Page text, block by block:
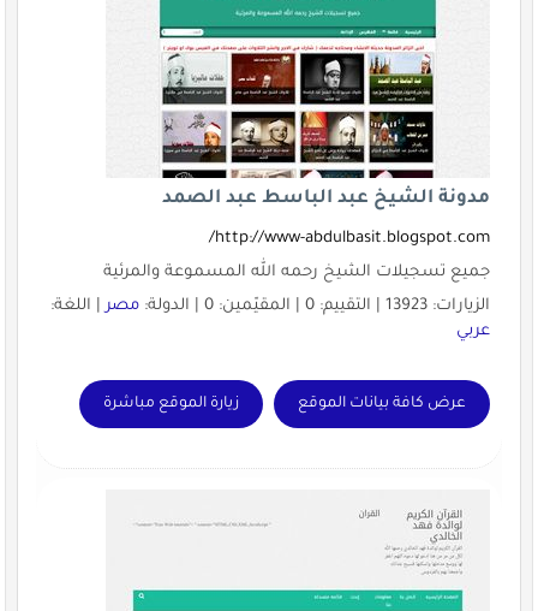
مدونة الشيخ عبد الباسط عبد الصمد
http://www-abdulbasit.blogspot.com/
جميع تسجيلات الشيخ رحمه الله المسموعة والمرئية
الزيارات: 13923 | التقييم: 0 | المقيّمين: 0 | الدولة:
مصر| اللغة:
عربي
عرض كافة بيانات الموقع زيارة الموقع مباشرة